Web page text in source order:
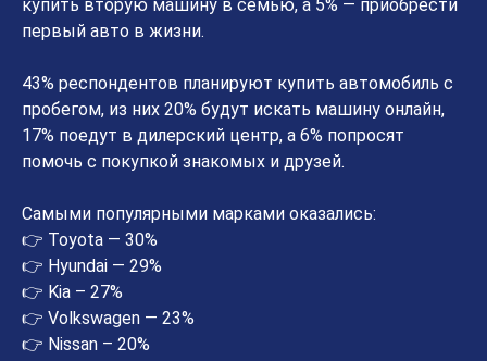
купить вторую машину в семью, а 5% — приобрести
первый авто в жизни.
43% респондентов планируют купить автомобиль с
пробегом, из них 20% будут искать машину онлайн,
17% поедут в дилерский центр, а 6% попросят
помочь с покупкой знакомых и друзей.
Самыми популярными марками оказались:
👉 Toyota — 30%
👉 Hyundai — 29%
👉 Kia – 27%
👉 Volkswagen — 23%
👉 Nissan – 20%